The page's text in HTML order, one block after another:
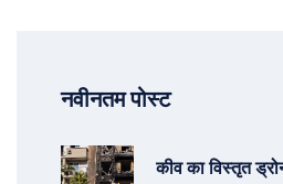
नवीनतम पोस्ट
कीव का विस्तृत